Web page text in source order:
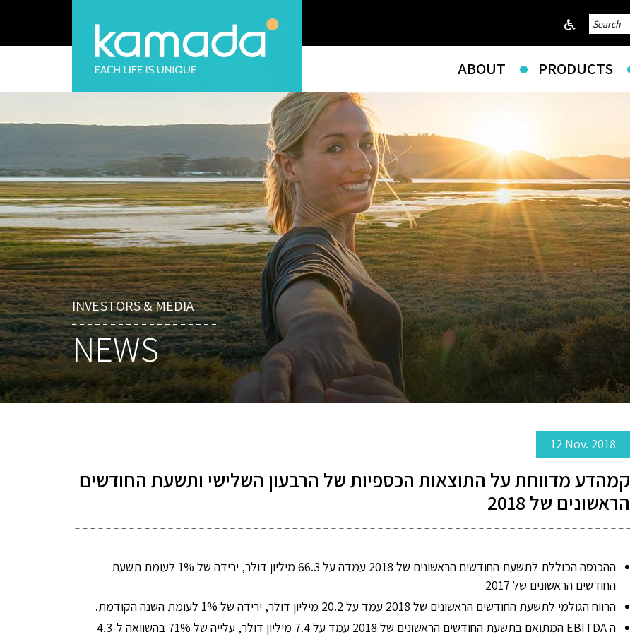
ABOUT PRODUCTS
INVESTORS & MEDIA
NEWS
12 Nov. 2018
קמהדע מדווחת על התוצאות הכספיות של הרבעון השלישי ותשעת החודשים
הראשונים של 2018
ההכנסה הכוללת לתשעת החודשים הראשונים של 2018 עמדה על 66.3 מיליון דולר, ירידה של 1% לעומת תשעת
החודשים הראשונים של 2017
הרווח הגולמי לתשעת החודשים הראשונים של 2018 עמד על 20.2 מיליון דולר, ירידה של 1% לעומת השנה הקודמת.
הEBITDA
המתואם בתשעת החודשים הראשונים של 2018 עמד על 7.4 מיליון דולר, עלייה של 71% בהשוואה ל-4.3